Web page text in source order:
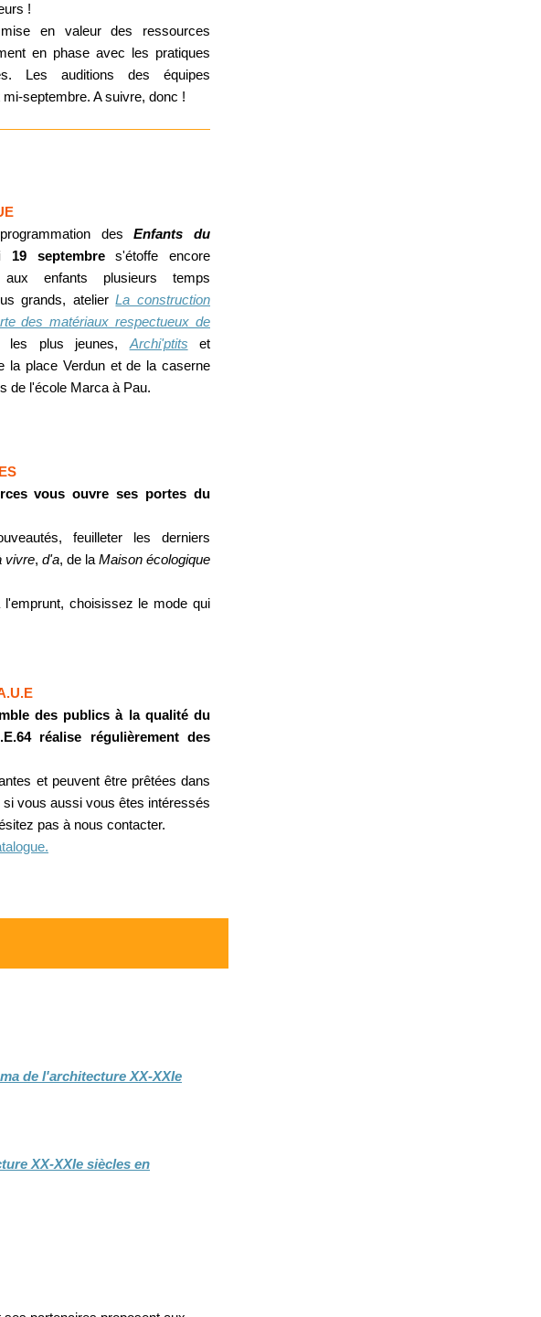
!
en valeur des ressources
en phase avec les pratiques
Les auditions des équipes
septembre. A suivre, donc !
desEnfants du
19 septembres'étoffe encore
enfants plusieurs temps
grands, atelierLa construction
des matériaux respectueux de
plus jeunes, Archi'ptits et
la place Verdun et de la caserne
de l'école Marca à Pau.
vous ouvre ses portes du
feuilleter les derniers
vivre, d'a, de la Maison écologique
choisissez le mode qui
des publics à la qualité du
réalise régulièrement des
et peuvent être prêtées dans
vous aussi vous êtes intéressés
pas à nous contacter.
de l'architecture XX-XXIe
XX-XXIe siècles en